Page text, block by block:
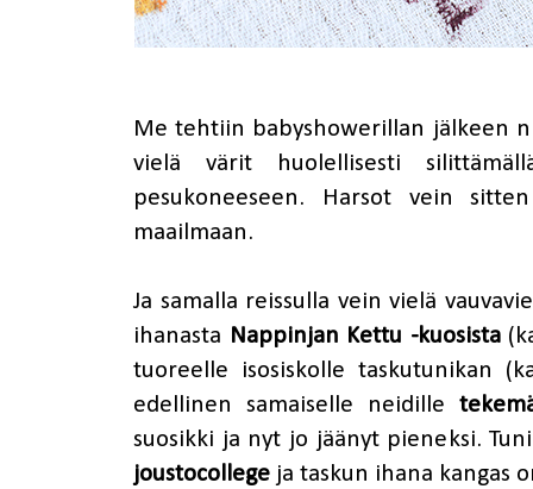
Me tehtiin babyshowerillan jälkeen
vielä värit huolellisesti
pesukoneeseen. Harsot vein
maailmaan.
Ja samalla reissulla vein vielä
ihanasta Nappinjan Kettu -kuosista
tuoreelle isosiskolle taskutunikan
edellinen samaiselle neidille
suosikki ja nyt jo jäänyt pieneksi.
joustocollege ja taskun ihana kangas